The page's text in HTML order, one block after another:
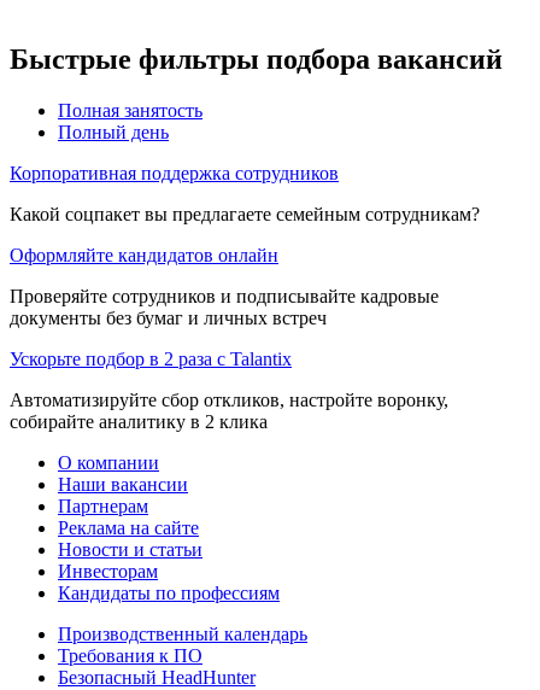
Быстрые фильтры подбора вакансий
Полная занятость
Полный день
Корпоративная поддержка сотрудников
Какой соцпакет вы предлагаете семейным сотрудникам?
Оформляйте кандидатов онлайн
Проверяйте сотрудников и подписывайте кадровые
документы без бумаг и личных встреч
Ускорьте подбор в 2 раза с Talantix
Автоматизируйте сбор откликов, настройте воронку,
собирайте аналитику в 2 клика
О компании
Наши вакансии
Партнерам
Реклама на сайте
Новости и статьи
Инвесторам
Кандидаты по профессиям
Производственный календарь
Требования к ПО
Безопасный HeadHunter